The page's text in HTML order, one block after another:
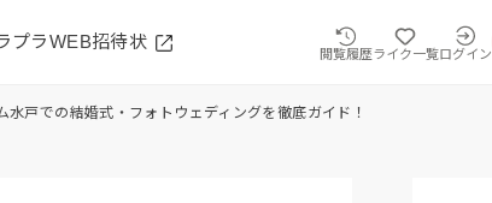
プラWEB招待状
閲覧履歴ライク一覧ログイン
水戸での結婚式・フォトウェディングを徹底ガイド！